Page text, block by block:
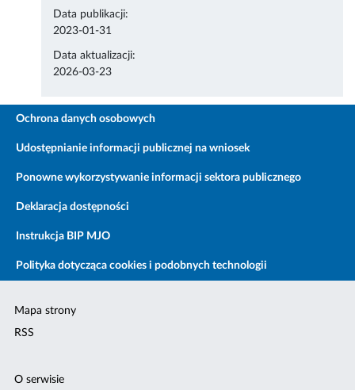
Data publikacji:
2023-01-31
Data aktualizacji:
2026-03-23
Ochrona danych osobowych
Udostępnianie informacji publicznej na wniosek
Ponowne wykorzystywanie informacji sektora publicznego
Deklaracja dostępności
Instrukcja BIP MJO
Polityka dotycząca cookies i podobnych technologii
Mapa strony
RSS
O serwisie